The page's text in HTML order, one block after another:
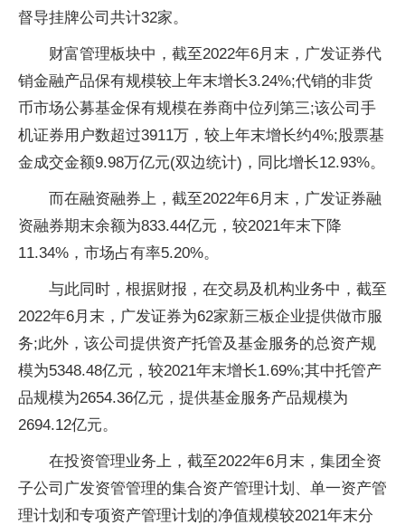
督导挂牌公司共计32家。
财富管理板块中，截至2022年6月末，广发证券代
销金融产品保有规模较上年末增长3.24%;代销的非货
币市场公募基金保有规模在券商中位列第三;该公司手
机证券用户数超过3911万，较上年末增长约4%;股票基
金成交金额9.98万亿元(双边统计)，同比增长12.93%。
而在融资融券上，截至2022年6月末，广发证券融
资融券期末余额为833.44亿元，较2021年末下降
11.34%，市场占有率5.20%。
与此同时，根据财报，在交易及机构业务中，截至
2022年6月末，广发证券为62家新三板企业提供做市服
务;此外，该公司提供资产托管及基金服务的总资产规
模为5348.48亿元，较2021年末增长1.69%;其中托管产
品规模为2654.36亿元，提供基金服务产品规模为
2694.12亿元。
在投资管理业务上，截至2022年6月末，集团全资
子公司广发资管管理的集合资产管理计划、单一资产管
理计划和专项资产管理计划的净值规模较2021年末分